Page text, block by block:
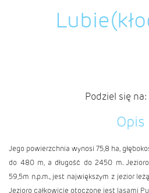
Podziel się na:
Opis
Jego powierzchnia wynosi 75,8 ha,
do 480 m, a długość do 2450 m.
59,5m n.p.m., jest największym z jezior
Jezioro całkowicie otoczone jest lasami